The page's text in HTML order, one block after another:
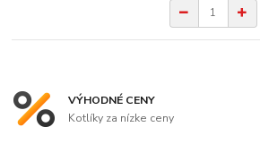
VÝHODNÉ CENY
Kotlíky za nízke ceny